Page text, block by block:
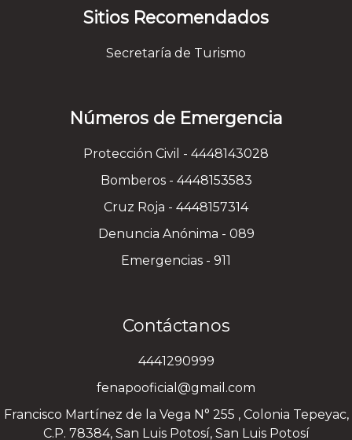
Sitios Recomendados
Secretaría de Turismo
Números de Emergencia
Protección Civil - 4448143028
Bomberos - 4448153583
Cruz Roja - 4448157314
Denuncia Anónima - 089
Emergencias - 911
Contáctanos
4441290999
fenapooficial@gmail.com
Francisco Martínez de la Vega N° 255 , Colonia Tepeyac,
C.P. 78384, San Luis Potosí, San Luis Potosí